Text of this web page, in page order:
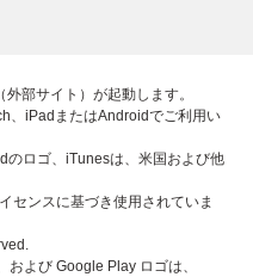
部サイト）が起動します。
、iPadまたはAndroidでご利用い
のロゴ、iTunesは、米国および他
センスに基づき使用されていま
よび Google Play ロゴは、